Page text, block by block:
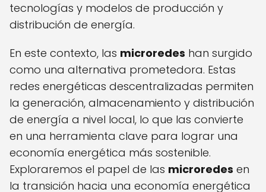
tecnologías y modelos de producción y
distribución de energía.
En este contexto, las microredes han surgido
como una alternativa prometedora. Estas
redes energéticas descentralizadas permiten
la generación, almacenamiento y distribución
de energía a nivel local, lo que las convierte
en una herramienta clave para lograr una
economía energética más sostenible.
Exploraremos el papel de las microredes en
la transición hacia una economía energética